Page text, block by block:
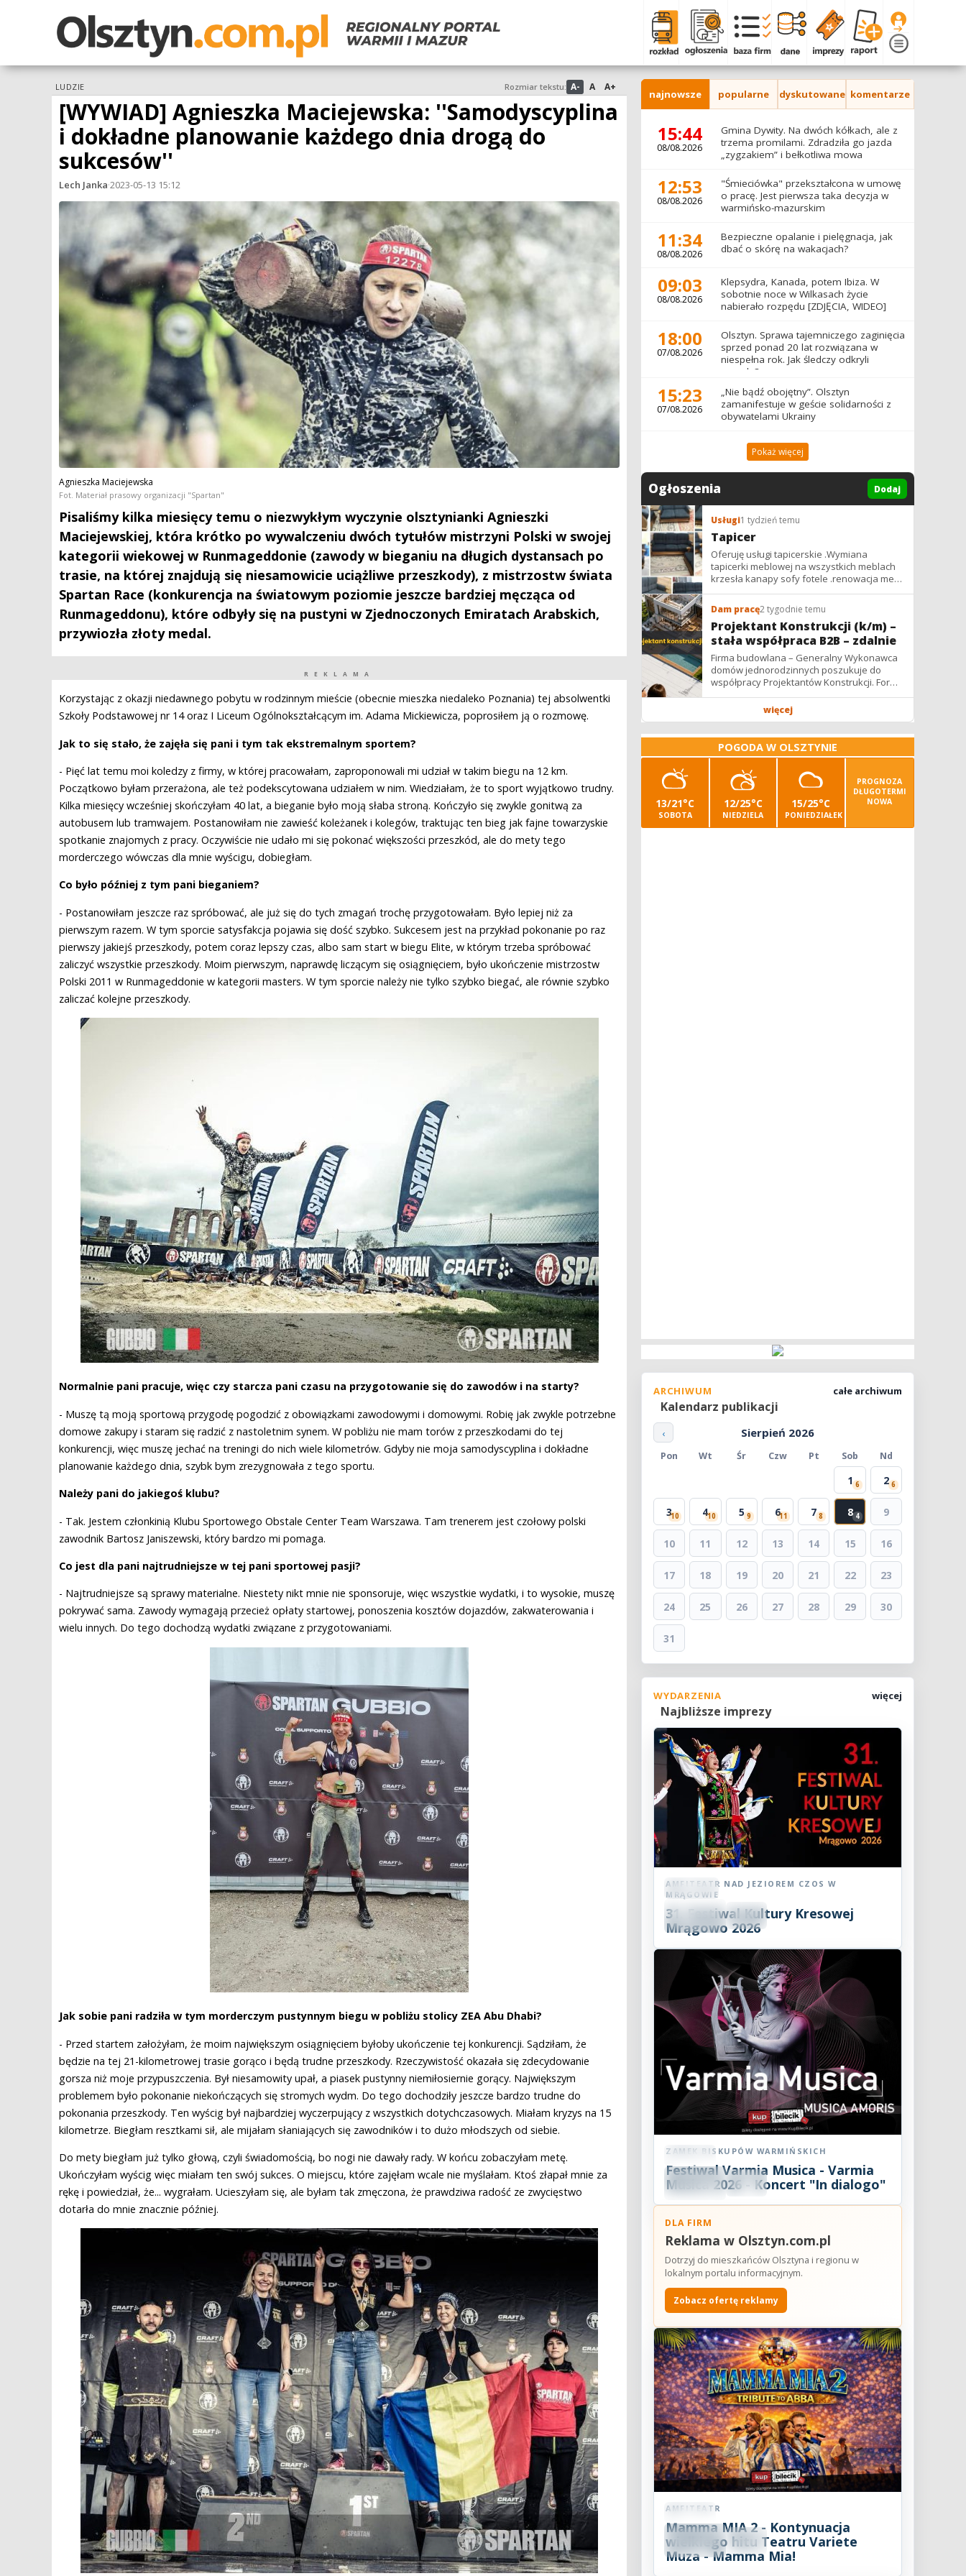
LUDZIE Rozmiar tekstu: A- A A+
[WYWIAD] Agnieszka Maciejewska: ''Samodyscyplina
i dokładne planowanie każdego dnia drogą do
sukcesów''
Lech Janka·2023-05-13 15:12
Agnieszka Maciejewska
Fot. Materiał prasowy organizacji "Spartan"
Pisaliśmy kilka miesięcy temu o niezwykłym wyczynie olsztynianki Agnieszki
Maciejewskiej, która krótko po wywalczeniu dwóch tytułów mistrzyni Polski w swojej
kategorii wiekowej w Runmageddonie (zawody w bieganiu na długich dystansach po
trasie, na której znajdują się niesamowicie uciążliwe przeszkody), z mistrzostw świata
Spartan Race (konkurencja na światowym poziomie jeszcze bardziej męcząca od
Runmageddonu), które odbyły się na pustyni w Zjednoczonych Emiratach Arabskich,
przywiozła złoty medal.
REKLAMA
Korzystając z okazji niedawnego pobytu w rodzinnym mieście (obecnie mieszka niedaleko Poznania) tej absolwentki
Szkoły Podstawowej nr 14 oraz I Liceum Ogólnokształcącym im. Adama Mickiewicza, poprosiłem ją o rozmowę.
Jak to się stało, że zajęła się pani i tym tak ekstremalnym sportem?
- Pięć lat temu moi koledzy z firmy, w której pracowałam, zaproponowali mi udział w takim biegu na 12 km.
Początkowo byłam przerażona, ale też podekscytowana udziałem w nim. Wiedziałam, że to sport wyjątkowo trudny.
Kilka miesięcy wcześniej skończyłam 40 lat, a bieganie było moją słaba stroną. Kończyło się zwykle gonitwą za
autobusem lub tramwajem. Postanowiłam nie zawieść koleżanek i kolegów, traktując ten bieg jak fajne towarzyskie
spotkanie znajomych z pracy. Oczywiście nie udało mi się pokonać większości przeszkód, ale do mety tego
morderczego wówczas dla mnie wyścigu, dobiegłam.
Co było później z tym pani bieganiem?
- Postanowiłam jeszcze raz spróbować, ale już się do tych zmagań trochę przygotowałam. Było lepiej niż za
pierwszym razem. W tym sporcie satysfakcja pojawia się dość szybko. Sukcesem jest na przykład pokonanie po raz
pierwszy jakiejś przeszkody, potem coraz lepszy czas, albo sam start w biegu Elite, w którym trzeba spróbować
zaliczyć wszystkie przeszkody. Moim pierwszym, naprawdę liczącym się osiągnięciem, było ukończenie mistrzostw
Polski 2011 w Runmageddonie w kategorii masters. W tym sporcie należy nie tylko szybko biegać, ale równie szybko
zaliczać kolejne przeszkody.
Normalnie pani pracuje, więc czy starcza pani czasu na przygotowanie się do zawodów i na starty?
- Muszę tą moją sportową przygodę pogodzić z obowiązkami zawodowymi i domowymi. Robię jak zwykle potrzebne
domowe zakupy i staram się radzić z nastoletnim synem. W pobliżu nie mam torów z przeszkodami do tej
konkurencji, więc muszę jechać na treningi do nich wiele kilometrów. Gdyby nie moja samodyscyplina i dokładne
planowanie każdego dnia, szybk bym zrezygnowała z tego sportu.
Należy pani do jakiegoś klubu?
- Tak. Jestem członkinią Klubu Sportowego Obstale Center Team Warszawa. Tam trenerem jest czołowy polski
zawodnik Bartosz Janiszewski, który bardzo mi pomaga.
Co jest dla pani najtrudniejsze w tej pani sportowej pasji?
- Najtrudniejsze są sprawy materialne. Niestety nikt mnie nie sponsoruje, więc wszystkie wydatki, i to wysokie, muszę
pokrywać sama. Zawody wymagają przecież opłaty startowej, ponoszenia kosztów dojazdów, zakwaterowania i
wielu innych. Do tego dochodzą wydatki związane z przygotowaniami.
Jak sobie pani radziła w tym morderczym pustynnym biegu w pobliżu stolicy ZEA Abu Dhabi?
- Przed startem założyłam, że moim największym osiągnięciem byłoby ukończenie tej konkurencji. Sądziłam, że
będzie na tej 21-kilometrowej trasie gorąco i będą trudne przeszkody. Rzeczywistość okazała się zdecydowanie
gorsza niż moje przypuszczenia. Był niesamowity upał, a piasek pustynny niemiłosiernie gorący. Największym
problemem było pokonanie niekończących się stromych wydm. Do tego dochodziły jeszcze bardzo trudne do
pokonania przeszkody. Ten wyścig był najbardziej wyczerpujący z wszystkich dotychczasowych. Miałam kryzys na 15
kilometrze. Biegłam resztkami sił, ale mijałam słaniających się zawodników i to dużo młodszych od siebie.
Do mety biegłam już tylko głową, czyli świadomością, bo nogi nie dawały rady. W końcu zobaczyłam metę.
Ukończyłam wyścig więc miałam ten swój sukces. O miejscu, które zajęłam wcale nie myślałam. Ktoś złapał mnie za
rękę i powiedział, że... wygrałam. Ucieszyłam się, ale byłam tak zmęczona, że prawdziwa radość ze zwycięstwo
dotarła do mnie znacznie później.
najnowsze popularne dyskutowane komentarze
15:44
08/08.2026
Gmina Dywity. Na dwóch kółkach, ale z
trzema promilami. Zdradziła go jazda
„zygzakiem” i bełkotliwa mowa
12:53
08/08.2026
"Śmieciówka" przekształcona w umowę
o pracę. Jest pierwsza taka decyzja w
warmińsko-mazurskim
11:34
08/08.2026
Bezpieczne opalanie i pielęgnacja, jak
dbać o skórę na wakacjach?
09:03
08/08.2026
Klepsydra, Kanada, potem Ibiza. W
sobotnie noce w Wilkasach życie
nabierało rozpędu [ZDJĘCIA, WIDEO]
18:00
07/08.2026
Olsztyn. Sprawa tajemniczego zaginięcia
sprzed ponad 20 lat rozwiązana w
niespełna rok. Jak śledczy odkryli
prawdę?
15:23
07/08.2026
„Nie bądź obojętny”. Olsztyn
zamanifestuje w geście solidarności z
obywatelami Ukrainy
Pokaż więcej
Ogłoszenia Dodaj
Usługi1 tydzień temu
Tapicer
Oferuję usługi tapicerskie .Wymiana
tapicerki meblowej na wszystkich meblach
krzesła kanapy sofy fotele .renowacja mebli
vintage,PRL. glamur
Dam pracę2 tygodnie temu
Projektant Konstrukcji (k/m) –
stała współpraca B2B – zdalnie
Firma budowlana – Generalny Wykonawca
domów jednorodzinnych poszukuje do
współpracy Projektantów Konstrukcji. Forma
współpracy: B2B / podwykonawstwo –
więcej
POGODA W OLSZTYNIE
13/21°C
SOBOTA
12/25°C
NIEDZIELA
15/25°C
PONIEDZIAŁEK
PROGNOZA
DŁUGOTERMI
NOWA
ARCHIWUM
Kalendarz publikacji
całe archiwum
‹ Sierpień 2026
Pon Wt Śr Czw Pt Sob Nd
1 6 2 6
310 410 5 9 611 7 8 8 4 9
10 11 12 13 14 15 16
17 18 19 20 21 22 23
24 25 26 27 28 29 30
31
WYDARZENIA
Najbliższe imprezy
więcej
08 SIE 18:30
AMFITEATR NAD JEZIOREM CZOS W
MRĄGOWIE
31. Festiwal Kultury Kresowej
Mrągowo 2026
Koncert
08 SIE
2026 19:00
ZAMEK BISKUPÓW WARMIŃSKICH
Festiwal Varmia Musica - Varmia
Musica 2026 - Koncert "In dialogo"
DLA FIRM
Reklama w Olsztyn.com.pl
Dotrzyj do mieszkańców Olsztyna i regionu w
lokalnym portalu informacyjnym.
Zobacz ofertę reklamy
Koncert
08 2026 19:00
AMFITEATR
Mamma MIA 2 - Kontynuacja
wielkiego hitu Teatru Variete
Muza - Mamma Mia!